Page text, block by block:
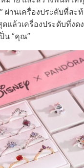
” ผ่านเครื่องประดับที่ส
ดแล้วเครื่องประดับที่ง
น “คุณ”